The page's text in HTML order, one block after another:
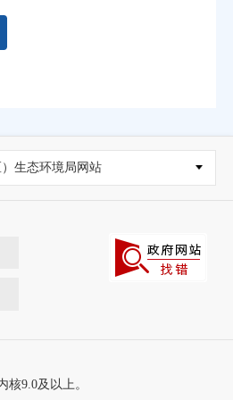
生态环境局网站
9.0及以上。